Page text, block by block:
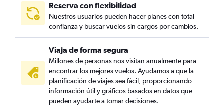
Reserva con flexibilidad
Nuestros usuarios pueden hacer planes con total
confianza y buscar vuelos sin cargos por cambios.
Viaja de forma segura
Millones de personas nos visitan anualmente para
encontrar los mejores vuelos. Ayudamos a que la
planificación de viajes sea fácil, proporcionando
información útil y gráficos basados en datos que
pueden ayudarte a tomar decisiones.